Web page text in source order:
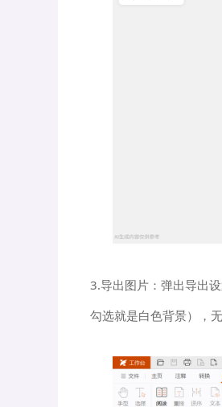
3.导出图片：弹出导出
勾选就是白色背景），